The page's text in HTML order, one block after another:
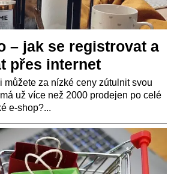
– jak se registrovat a
přes internet
můžete za nízké ceny zútulnit svou
už více než 2000 prodejen po celé
e-shop?...